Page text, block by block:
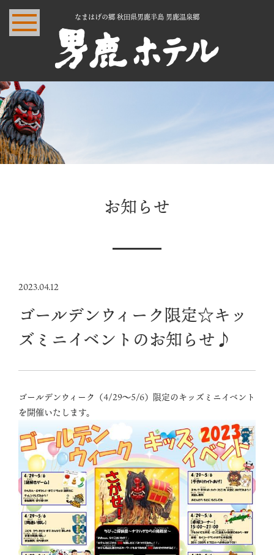
なまはげの郷 秋田県男鹿半島 男鹿温泉郷
お知らせ
2023.04.12
ゴールデンウィーク限定☆キッ
ズミニイベントのお知らせ♪
ゴールデンウィーク（4/29～5/6）限定のキッズミニイベント
を開催いたします。